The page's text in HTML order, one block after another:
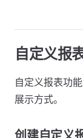
自定义报
自定义报表功
展示方式。